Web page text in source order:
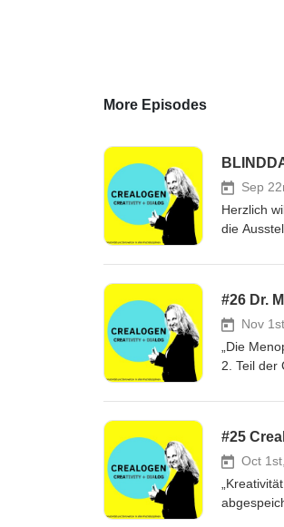
More Episodes
Sep
Herzlich
die
Kunsterlebnis
Linguistin
aus ihrer
Wahrnehmung eröffnen. Dazu präsentiert
Flower.
Stück für
kann
nicht nur
mit sich
#26 Dr.
Nov
„Die
2. Teil der
Zeit
vieles
der
#25
Oct